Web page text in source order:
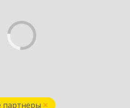
партнеры